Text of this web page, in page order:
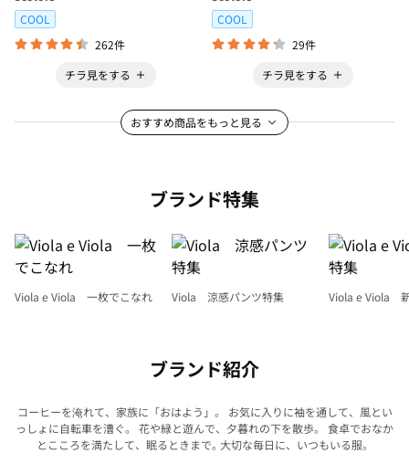
COOL
262件
チラ見をする
COOL
29件
チラ見をする
おすすめ商品をもっと見る
ブランド特集
Viola e Viola 一枚でこなれ Viola 涼感パンツ特集 Viola e Viola
ブランド紹介
コーヒーを淹れて、家族に「おはよう」。 お気に入りに袖を通して、風とい
っしょに自転車を漕ぐ。
花や緑と遊んで、夕暮れの下を散歩。 食卓でおなか
とこころを満たして、眠るときまで｡ 大切な毎日に、いつもいる服。